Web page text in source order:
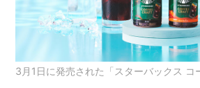
3月1日に発売された「スターバックス コ